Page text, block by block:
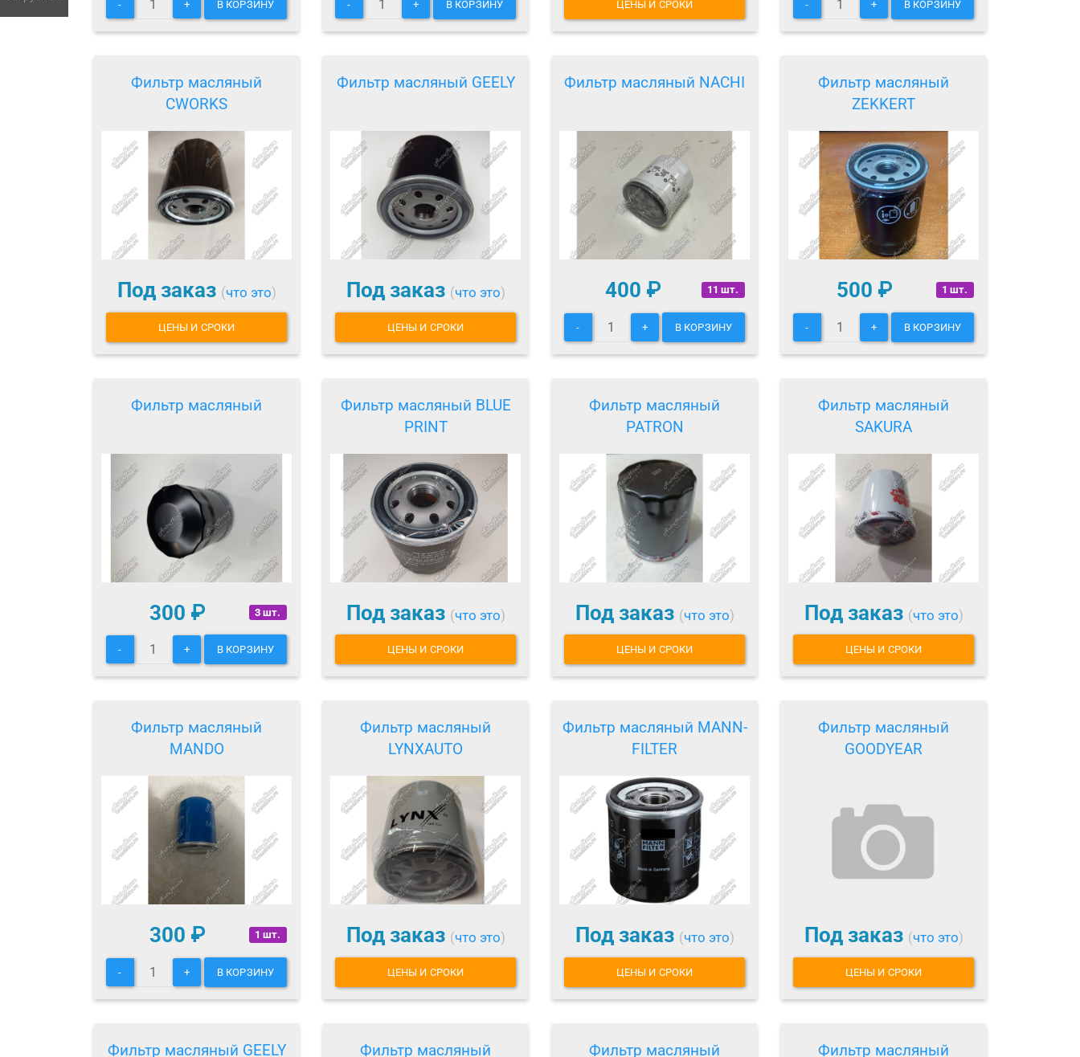
- + В КОРЗИНУ - + В КОРЗИНУ ЦЕНЫ И СРОКИ - + В КОРЗИНУ
Фильтр масляный
CWORKS
Под заказ (что это)
ЦЕНЫ И СРОКИ
Фильтр масляный GEELY
Под заказ (что это)
ЦЕНЫ И СРОКИ
Фильтр масляный NACHI
11 шт.
400 ₽
- + В КОРЗИНУ
Фильтр масляный
ZEKKERT
1 шт.
500 ₽
- + В КОРЗИНУ
Фильтр масляный
3 шт.
300 ₽
- + В КОРЗИНУ
Фильтр масляный BLUE
PRINT
Под заказ (что это)
ЦЕНЫ И СРОКИ
Фильтр масляный
PATRON
Под заказ (что это)
ЦЕНЫ И СРОКИ
Фильтр масляный
SAKURA
Под заказ (что это)
ЦЕНЫ И СРОКИ
Фильтр масляный
MANDO
1 шт.
300 ₽
- + В КОРЗИНУ
Фильтр масляный
LYNXAUTO
Под заказ (что это)
ЦЕНЫ И СРОКИ
Фильтр масляный MANN-
FILTER
Под заказ (что это)
ЦЕНЫ И СРОКИ
Фильтр масляный
GOODYEAR
Под заказ (что это)
ЦЕНЫ И СРОКИ
Фильтр масляный GEELY Фильтр масляный Фильтр масляный Фильтр масляный